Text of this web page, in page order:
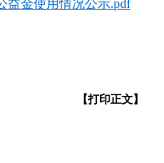
益金使用情况公示.pdf
【打印正文】